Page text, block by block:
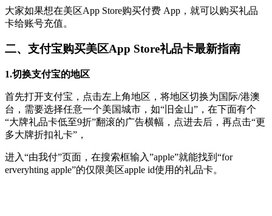
大家如果想在美区App Store购买付费 App，就可以购买礼品
卡给账号充值。
二、支付宝购买美区App Store礼品卡最新指南
1.切换支付宝的地区
首先打开支付宝，点击左上角地区，将地区切换为国际/港澳
台，需要选择任意一个美国城市，如“旧金山”，在下面有个
“大牌礼品卡低至9折”翻滚的广告横幅，点进去后，再点击“更
多大牌折扣礼卡”，
进入“由我付”页面，在搜索框输入”apple”就能找到“for
erveryhting apple”的仅限美区apple id使用的礼品卡。